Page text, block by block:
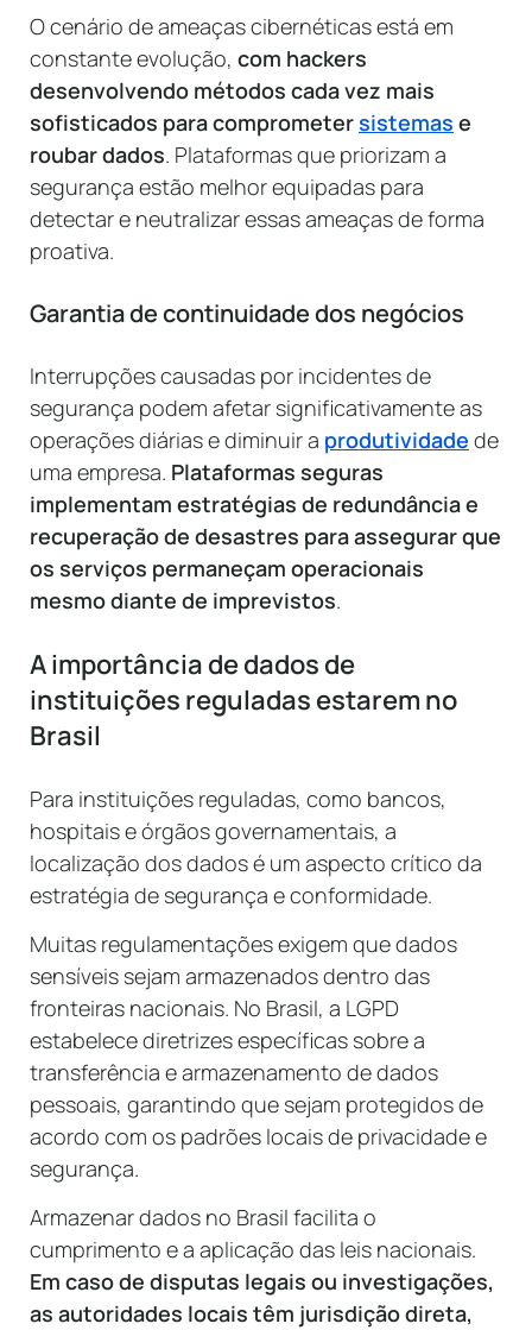
O cenário de ameaças cibernéticas está em
constante evolução, com hackers
desenvolvendo métodos cada vez mais
sofisticados para comprometersistemas e
roubar dados. Plataformas que priorizam a
segurança estão melhor equipadas para
detectar e neutralizar essas ameaças de forma
proativa.
Garantia de continuidade dos negócios
Interrupções causadas por incidentes de
segurança podem afetar significativamente as
operações diárias e diminuir a produtividade de
uma empresa. Plataformas seguras
implementam estratégias de redundância e
recuperação de desastres para assegurar que
os serviços permaneçam operacionais
mesmo diante de imprevistos.
A importância de dados de
instituições reguladas estarem no
Brasil
Para instituições reguladas, como bancos,
hospitais e órgãos governamentais, a
localização dos dados é um aspecto crítico da
estratégia de segurança e conformidade.
Muitas regulamentações exigem que dados
sensíveis sejam armazenados dentro das
fronteiras nacionais. No Brasil, a LGPD
estabelece diretrizes específicas sobre a
transferência e armazenamento de dados
pessoais, garantindo que sejam protegidos de
acordo com os padrões locais de privacidade e
segurança.
Armazenar dados no Brasil facilita o
cumprimento e a aplicação das leis nacionais.
Em caso de disputas legais ou investigações,
as autoridades locais têm jurisdição direta,